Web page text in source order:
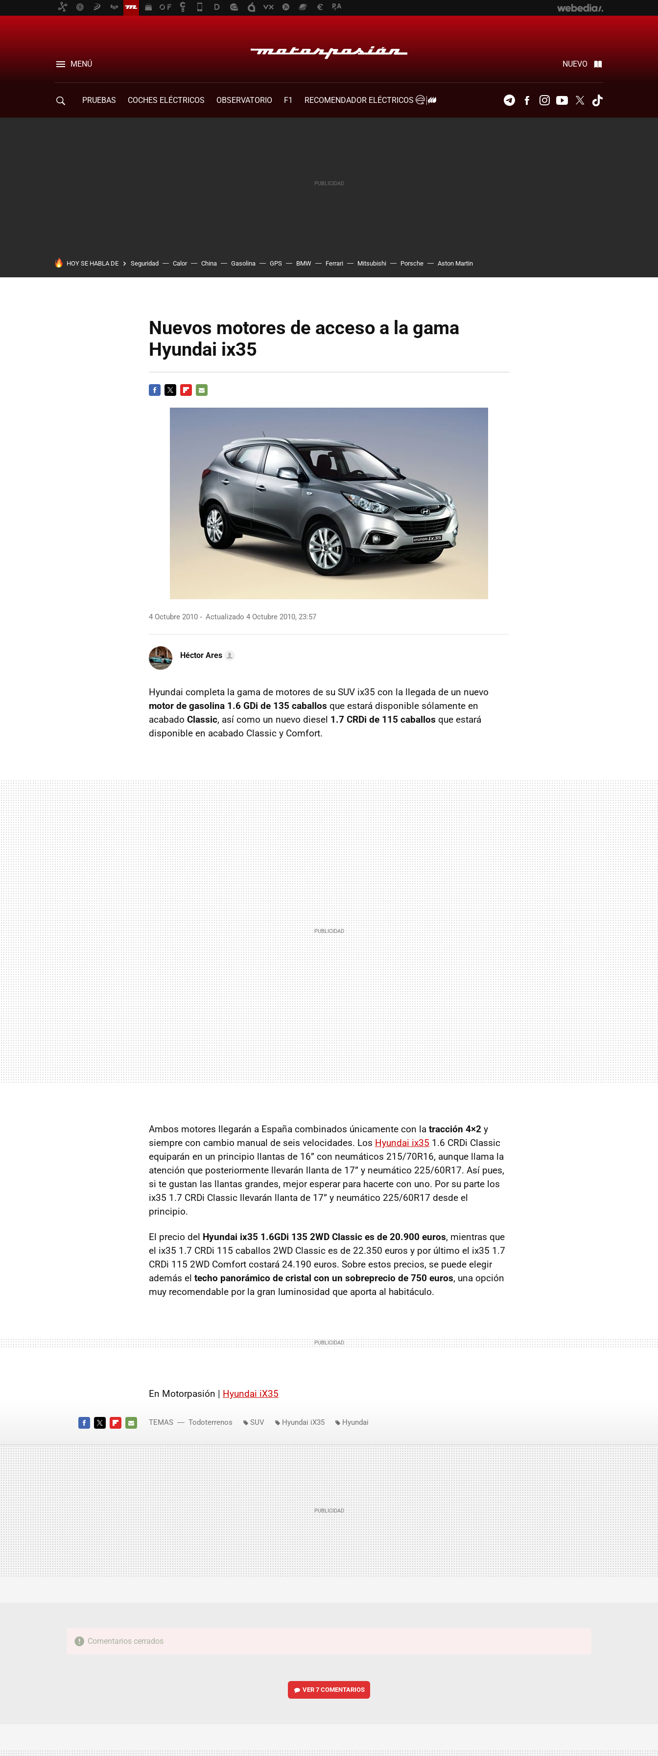
MENÚ NUEVO
PRUEBAS COCHES ELÉCTRICOS OBSERVATORIO F1
RECOMENDADOR ELÉCTRICOS
TelegramFacebookInstagramYoutubeTwitter
HOY SE HABLA DE Seguridad Calor China Gasolina GPS BMW Ferrari Mitsubishi Porsche Aston Martin
Nuevos motores de acceso a la gama
Hyundai ix35
4 Octubre 2010 Actualizado 4 Octubre 2010, 23:57
Héctor Ares
Hyundai completa la gama de motores de su SUV ix35 con la llegada de un nuevo
motor de gasolina 1.6 GDi de 135 caballos que estará disponible sólamente en
acabado Classic, así como un nuevo diesel 1.7 CRDi de 115 caballos que estará
disponible en acabado Classic y Comfort.
Ambos motores llegarán a España combinados únicamente con la tracción 4×2 y
siempre con cambio manual de seis velocidades. Los Hyundai ix35 1.6 CRDi Classic
equiparán en un principio llantas de 16” con neumáticos 215/70R16, aunque llama la
atención que posteriormente llevarán llanta de 17” y neumático 225/60R17. Así pues,
si te gustan las llantas grandes, mejor esperar para hacerte con uno. Por su parte los
ix35 1.7 CRDi Classic llevarán llanta de 17” y neumático 225/60R17 desde el
principio.
El precio del Hyundai ix35 1.6GDi 135 2WD Classic es de 20.900 euros, mientras que
el ix35 1.7 CRDi 115 caballos 2WD Classic es de 22.350 euros y por último el ix35 1.7
CRDi 115 2WD Comfort costará 24.190 euros. Sobre estos precios, se puede elegir
además el techo panorámico de cristal con un sobreprecio de 750 euros, una opción
muy recomendable por la gran luminosidad que aporta al habitáculo.
En Motorpasión | Hyundai iX35
MAIL
TEMAS Todoterrenos SUV Hyundai iX35 Hyundai
Comentarios cerrados
VER7 COMENTARIOS